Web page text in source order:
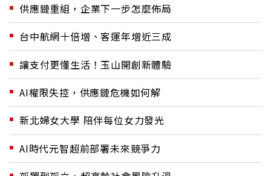
供應鏈重組，企業下一步怎麼佈局
台中航網十倍增、客運年增近三成
讓支付更懂生活！玉山開創新體驗
AI權限失控，供應鏈危機如何解
新北婦女大學 陪伴每位女力發光
AI時代元智超前部署未來競爭力